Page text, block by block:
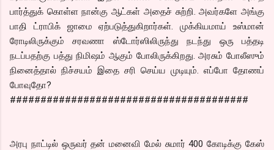
பார்த்துக் கொள்ள நான்கு ஆட்கள் அதைச் சுற்றி. அவர்களே அங்கு
பாதி ட்ராபிக் ஜாமை ஏற்படுத்துகிறார்கள். முக்கியமாய் உஸ்மான்
ரோடிலிருக்கும் சரவணா ஸ்டோர்ஸிலிருந்து நடந்து ஒரு பத்தடி
நடப்பதற்கு பத்து நிமிஷம் ஆகும் போலிருக்கிறது. அரசும் போலீஸும்
நினைத்தால் நிச்சயம் இதை சரி செய்ய முடியும். எப்போ தோணப்
போவுதோ?
#######################################
அரபு நாட்டில் ஒருவர் தன் மனைவி மேல் சுமார் 400 கோடிக்கு கேஸ்